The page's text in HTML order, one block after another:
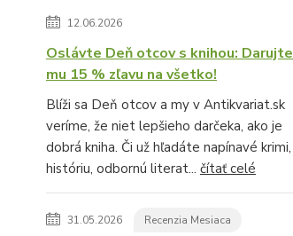
12.06.2026
Oslávte Deň otcov s knihou: Darujte
mu 15 % zľavu na všetko!
Blíži sa Deň otcov a my v Antikvariat.sk
veríme, že niet lepšieho darčeka, ako je
dobrá kniha. Či už hľadáte napínavé krimi,
históriu, odbornú literat... čítať celé
31.05.2026 Recenzia Mesiaca